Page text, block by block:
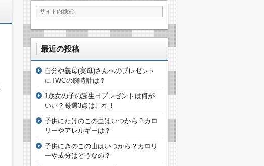
最近の投稿
自分や義母(実母)さんへのプレゼント
にTWCの腕時計は？
1歳女の子の誕生日プレゼントは何が
いい？厳選3点はこれ！
子供にたけのこの里はいつから？カロ
リーやアレルギーは？
子供にきのこの山はいつから？カロリ
ーや成分はどうなの？